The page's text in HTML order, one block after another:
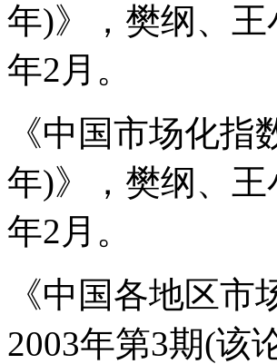
年)》，樊纲、
年2月。
《中国市场化
年)》，樊纲、
年2月。
《中国各地区
2003年第3期(该